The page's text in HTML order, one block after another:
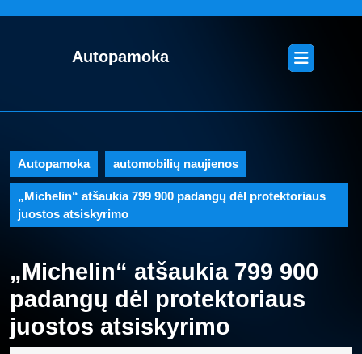
Autopamoka
Open
Button
Autopamoka automobilių naujienos
„Michelin“ atšaukia 799 900 padangų dėl protektoriaus
juostos atsiskyrimo
„Michelin“ atšaukia 799 900
padangų dėl protektoriaus
juostos atsiskyrimo